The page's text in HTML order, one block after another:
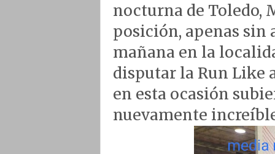
nocturna de Toledo,
posición, apenas sin
mañana en la
disputar la Run Like
en esta ocasión
nuevamente